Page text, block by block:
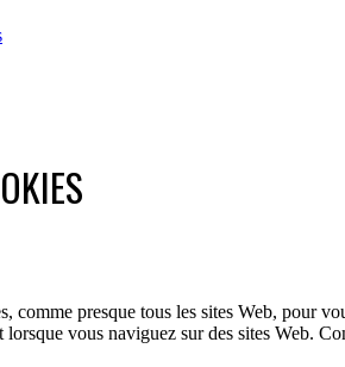
comme presque tous les sites Web, pour
lorsque vous naviguez sur des sites Web.